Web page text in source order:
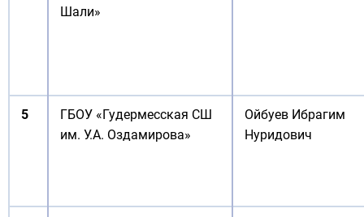
Шали»
5
ГБОУ «Гудермесская СШ
им. У.А. Оздамирова»
Ойбуев Ибрагим
Нуридович